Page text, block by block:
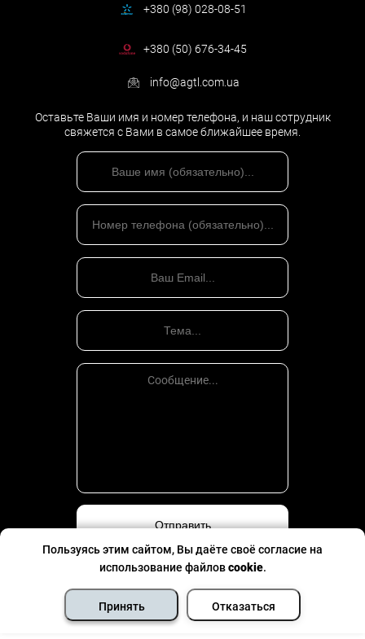
+380 (98) 028-08-51
+380 (50) 676-34-45
info@agtl.com.ua
Оставьте Ваши имя и номер телефона, и наш сотрудник
свяжется с Вами в самое ближайшее время.
Политика конфиденциальности
©Все права защищены- 2026
Пользуясь этим сайтом, Вы даёте своё согласие на
использование файловcookie.
Принять Отказаться